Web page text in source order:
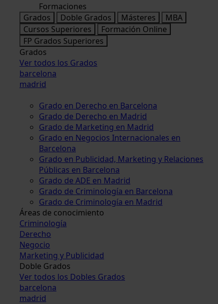
Formaciones
Grados
Doble Grados Másteres
MBA
Cursos Superiores
Formación Online
FP Grados Superiores
Grados
Ver todos los Grados
barcelona
madrid
Grado en Derecho en Barcelona
Grado de Derecho en Madrid
Grado de Marketing en Madrid
Grado en Negocios Internacionales en
Barcelona
Grado en Publicidad, Marketing y Relaciones
Públicas en Barcelona
Grado de ADE en Madrid
Grado de Criminología en Barcelona
Grado de Criminología en Madrid
Áreas de conocimiento
Criminología
Derecho
Negocio
Marketing y Publicidad
Doble Grados
Ver todos los Dobles Grados
barcelona
madrid